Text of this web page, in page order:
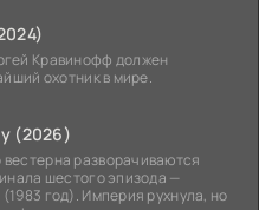
Кравинофф должен
охотник в мире.
(2026)
разворачиваются
шестого эпизода —
год). Империя рухнула, но